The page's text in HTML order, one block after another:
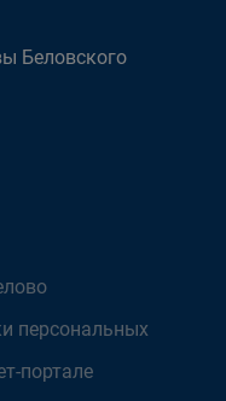
Беловского
персональных
портале